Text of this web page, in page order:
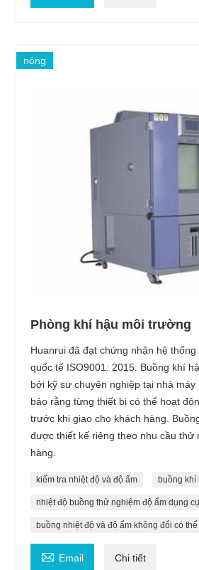
nóng
Phòng khí hậu môi trường
Huanrui đã đạt chứng nhận hệ
quốc tế ISO9001: 2015. Buồng khí
bởi kỹ sư chuyên nghiệp tại nhà máy
bảo rằng từng thiết bị có thể hoạt
trước khi giao cho khách hàng.
được thiết kế riêng theo nhu cầu thử
hàng.
kiểm tra nhiệt độ và độ ẩm buồng khí
nhiệt độ buồng thử nghiệm độ ẩm dụng
buồng nhiệt độ và độ ẩm không đổi có
 Email Chi tiết